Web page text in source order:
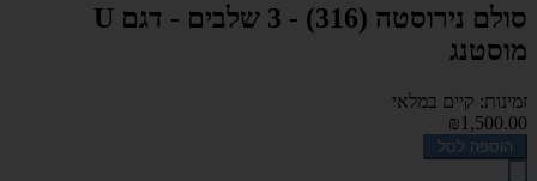
סולם נירוסטה (316) - 3 שלבים - דגם U
מוסטנג
זמינות: קיים במלאי
₪1,500.00
הוספה לסל